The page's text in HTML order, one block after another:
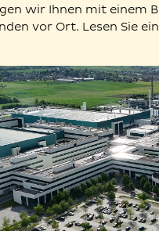
wir Ihnen mit einem
vor Ort. Lesen Sie